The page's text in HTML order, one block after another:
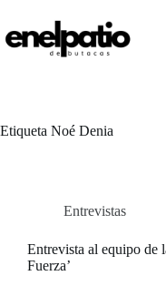
contenido
Etiqueta Noé Denia
Entrevistas
Entrevista al equipo de
Fuerza’